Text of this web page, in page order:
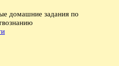
домашние задания по